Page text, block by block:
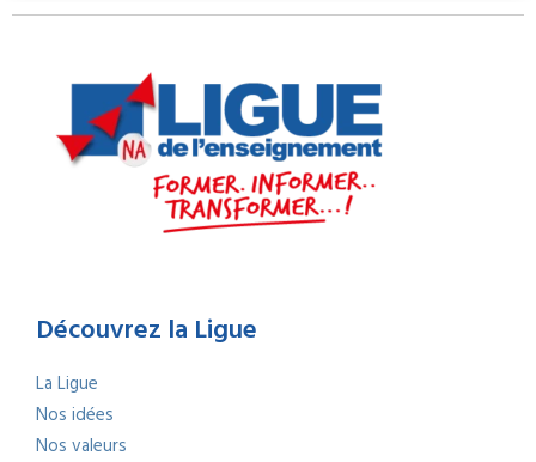
Découvrez la Ligue
La Ligue
Nos idées
Nos valeurs